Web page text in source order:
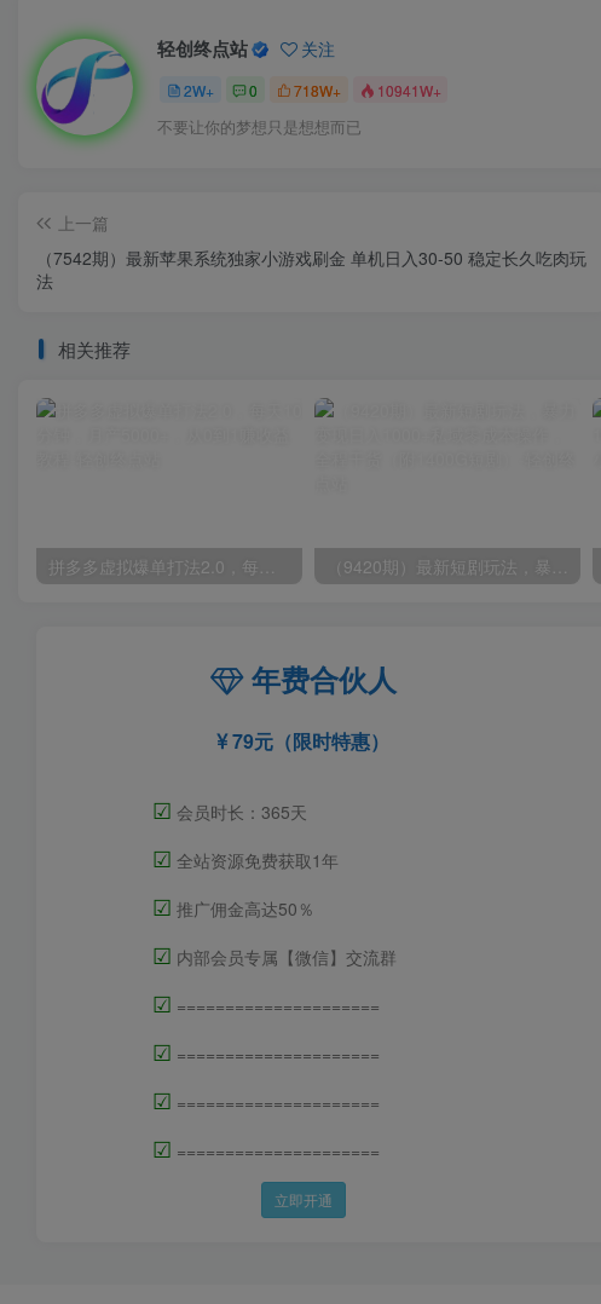
轻创终点站 关注
2W+ 0 718W+ 10941W+
不要让你的梦想只是想想而已
上一篇
（7542期）最新苹果系统独家小游戏刷金 单机日入30-50 稳定长久吃肉玩
法
相关推荐
拼多多虚拟爆单打法2.0，每天10分钟，月产5000+，从0到1赚收益教程 （9420期）最新短剧玩法，暴力变现日入1000+私域零成本操作，全程干货（附1400G短剧）
年费合伙人
79元（限时特惠）
☑ 会员时长：365天
☑ 全站资源免费获取1年
☑ 推广佣金高达50％
☑ 内部会员专属【微信】交流群
☑ =====================
☑ =====================
☑ =====================
☑ =====================
立即开通